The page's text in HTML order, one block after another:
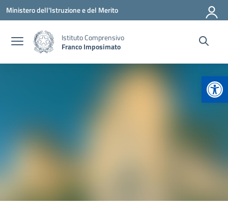
Vai ai contenuti
Vai al menu di navigazione
Vai al footer
Ministero dell'Istruzione e del Merito
Istituto Comprensivo
Franco Imposimato